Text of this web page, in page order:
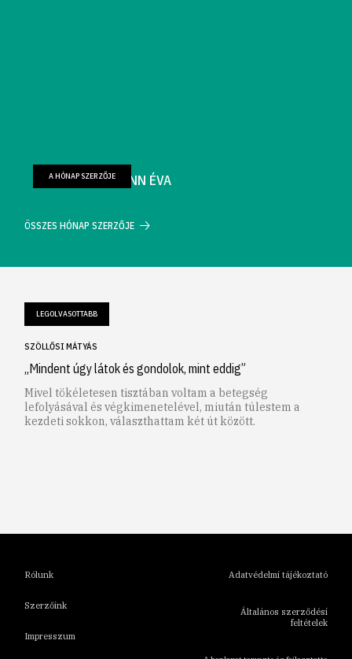
FARKAS WELLMANN ÉVA
A HÓNAP SZERZŐJE
ÖSSZES HÓNAP SZERZŐJE
LEGOLVASOTTABB
SZÖLLŐSI MÁTYÁS
„Mindent úgy látok és gondolok, mint eddig”
Mivel tökéletesen tisztában voltam a betegség
lefolyásával és végkimenetelével, miután túlestem a
kezdeti sokkon, választhattam két út között.
Rólunk
Szerzőink
Impresszum
Adatvédelmi tájékoztató
Általános szerződési
feltételek